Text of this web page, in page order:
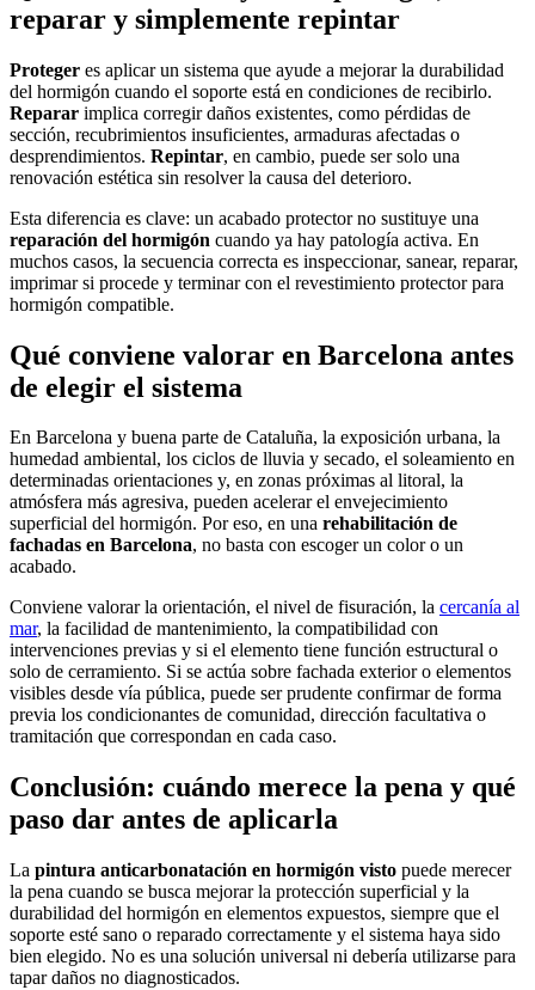
reparar y simplemente repintar
Proteger es aplicar un sistema que ayude a mejorar la durabilidad
del hormigón cuando el soporte está en condiciones de recibirlo.
Reparar implica corregir daños existentes, como pérdidas de
sección, recubrimientos insuficientes, armaduras afectadas o
desprendimientos. Repintar, en cambio, puede ser solo una
renovación estética sin resolver la causa del deterioro.
Esta diferencia es clave: un acabado protector no sustituye una
reparación del hormigón cuando ya hay patología activa. En
muchos casos, la secuencia correcta es inspeccionar, sanear, reparar,
imprimar si procede y terminar con el revestimiento protector para
hormigón compatible.
Qué conviene valorar en Barcelona antes
de elegir el sistema
En Barcelona y buena parte de Cataluña, la exposición urbana, la
humedad ambiental, los ciclos de lluvia y secado, el soleamiento en
determinadas orientaciones y, en zonas próximas al litoral, la
atmósfera más agresiva, pueden acelerar el envejecimiento
superficial del hormigón. Por eso, en una rehabilitación de
fachadas en Barcelona, no basta con escoger un color o un
acabado.
Conviene valorar la orientación, el nivel de fisuración, la cercanía al
mar, la facilidad de mantenimiento, la compatibilidad con
intervenciones previas y si el elemento tiene función estructural o
solo de cerramiento. Si se actúa sobre fachada exterior o elementos
visibles desde vía pública, puede ser prudente confirmar de forma
previa los condicionantes de comunidad, dirección facultativa o
tramitación que correspondan en cada caso.
Conclusión: cuándo merece la pena y qué
paso dar antes de aplicarla
La pintura anticarbonatación en hormigón visto puede merecer
la pena cuando se busca mejorar la protección superficial y la
durabilidad del hormigón en elementos expuestos, siempre que el
soporte esté sano o reparado correctamente y el sistema haya sido
bien elegido. No es una solución universal ni debería utilizarse para
tapar daños no diagnosticados.